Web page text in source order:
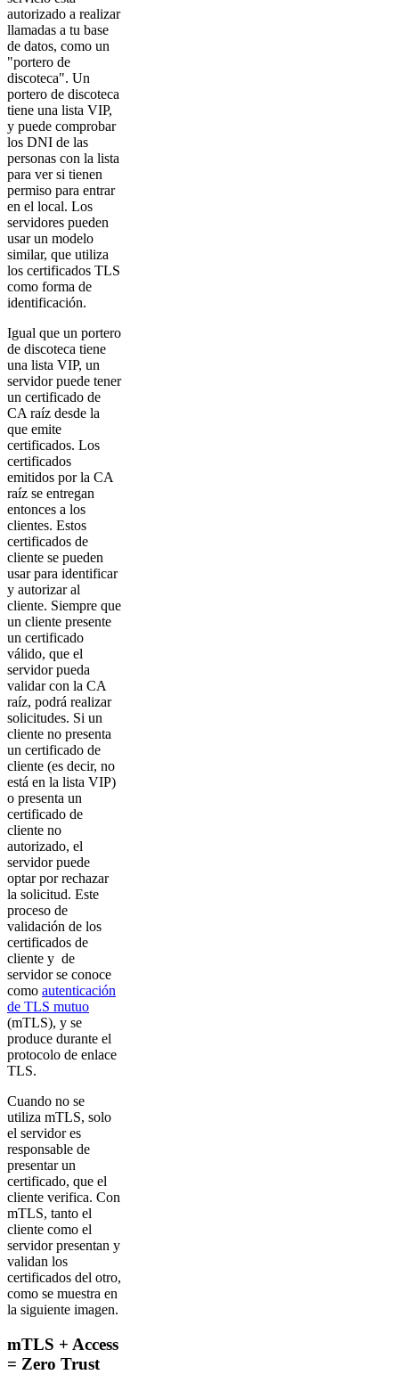
autorizado a realizar
llamadas a tu base
de datos, como un
"portero de
discoteca". Un
portero de discoteca
tiene una lista VIP,
y puede comprobar
los DNI de las
personas con la lista
para ver si tienen
permiso para entrar
en el local. Los
servidores pueden
usar un modelo
similar, que utiliza
los certificados TLS
como forma de
identificación.
Igual que un portero
de discoteca tiene
una lista VIP, un
servidor puede tener
un certificado de
CA raíz desde la
que emite
certificados. Los
certificados
emitidos por la CA
raíz se entregan
entonces a los
clientes. Estos
certificados de
cliente se pueden
usar para identificar
y autorizar al
cliente. Siempre que
un cliente presente
un certificado
válido, que el
servidor pueda
validar con la CA
raíz, podrá realizar
solicitudes. Si un
cliente no presenta
un certificado de
cliente (es decir, no
está en la lista VIP)
o presenta un
certificado de
cliente no
autorizado, el
servidor puede
optar por rechazar
la solicitud. Este
proceso de
validación de los
certificados de
cliente y de
servidor se conoce
como autenticación
de TLS mutuo
(mTLS), y se
produce durante el
protocolo de enlace
TLS.
Cuando no se
utiliza mTLS, solo
el servidor es
responsable de
presentar un
certificado, que el
cliente verifica. Con
mTLS, tanto el
cliente como el
servidor presentan y
validan los
certificados del otro,
como se muestra en
la siguiente imagen.
mTLS + Access
= Zero Trust